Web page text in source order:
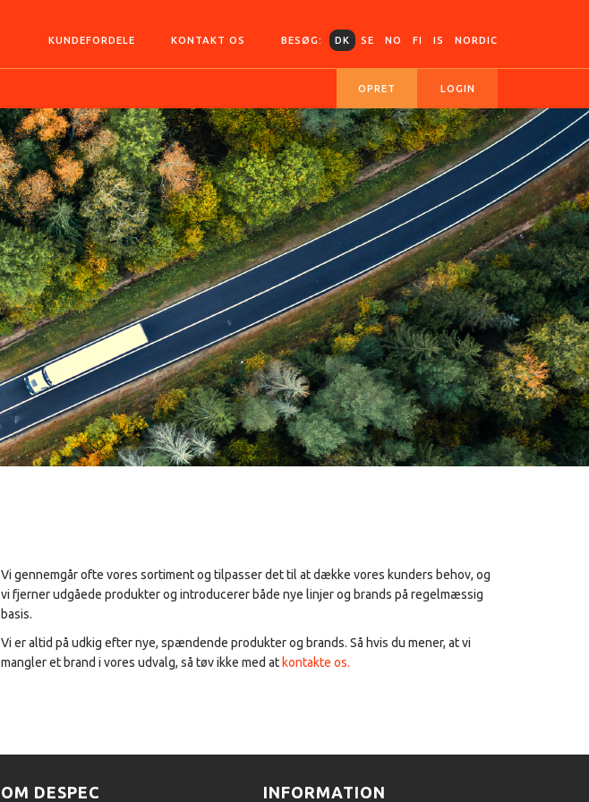
KUNDEFORDELE KONTAKT OS BESØG: DK SE NO FI IS NORDIC
OPRET LOGIN
Vi gennemgår ofte vores sortiment og tilpasser det til at dække vores kunders behov, og
vi fjerner udgåede produkter og introducerer både nye linjer og brands på regelmæssig
basis.
Vi er altid på udkig efter nye, spændende produkter og brands. Så hvis du mener, at vi
mangler et brand i vores udvalg, så tøv ikke med at kontakte os.
OM DESPEC INFORMATION